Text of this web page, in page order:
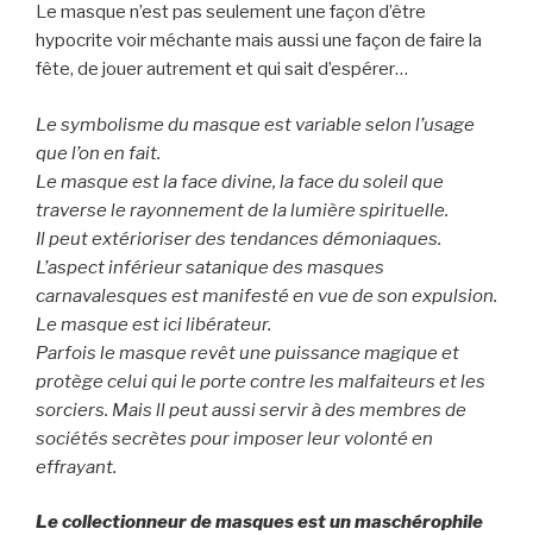
Le masque n’est pas seulement une façon d’être
hypocrite voir méchante mais aussi une façon de faire la
fête, de jouer autrement et qui sait d’espérer…
Le symbolisme du masque est variable selon l’usage
que l’on en fait.
Le masque est la face divine, la face du soleil que
traverse le rayonnement de la lumière spirituelle.
Il peut extérioriser des tendances démoniaques.
L’aspect inférieur satanique des masques
carnavalesques est manifesté en vue de son expulsion.
Le masque est ici libérateur.
Parfois le masque revêt une puissance magique et
protège celui qui le porte contre les malfaiteurs et les
sorciers. Mais ll peut aussi servir à des membres de
sociétés secrètes pour imposer leur volonté en
effrayant.
Le collectionneur de masques est un maschérophile